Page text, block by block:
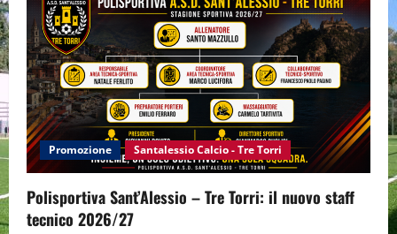
Promozione Santalessio Calcio - Tre Torri
Polisportiva Sant’Alessio – Tre Torri: il nuovo staff
tecnico 2026/27